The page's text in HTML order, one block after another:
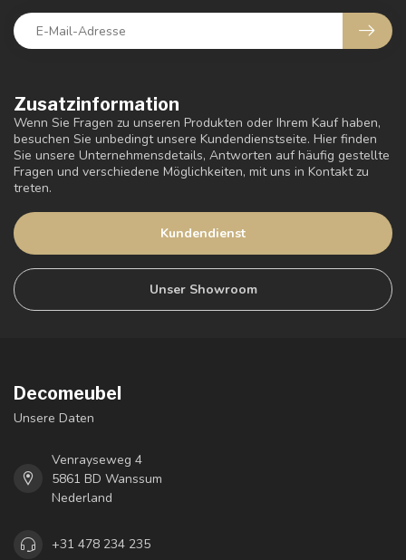
Zusatzinformation
Wenn Sie Fragen zu unseren Produkten oder Ihrem Kauf haben,
besuchen Sie unbedingt unsere Kundendienstseite. Hier finden
Sie unsere Unternehmensdetails, Antworten auf häufig gestellte
Fragen und verschiedene Möglichkeiten, mit uns in Kontakt zu
treten.
Kundendienst
Unser Showroom
Decomeubel
Unsere Daten
Venrayseweg 4
5861 BD Wanssum
Nederland
+31 478 234 235